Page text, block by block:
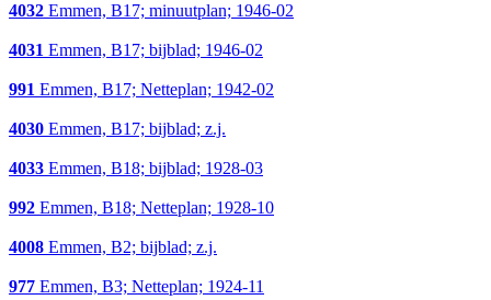
4032 Emmen, B17; minuutplan; 1946-02
4031 Emmen, B17; bijblad; 1946-02
991 Emmen, B17; Netteplan; 1942-02
4030 Emmen, B17; bijblad; z.j.
4033 Emmen, B18; bijblad; 1928-03
992 Emmen, B18; Netteplan; 1928-10
4008 Emmen, B2; bijblad; z.j.
977 Emmen, B3; Netteplan; 1924-11